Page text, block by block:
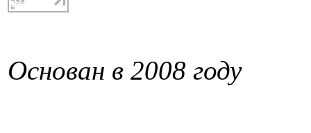
Основан в 2008 году